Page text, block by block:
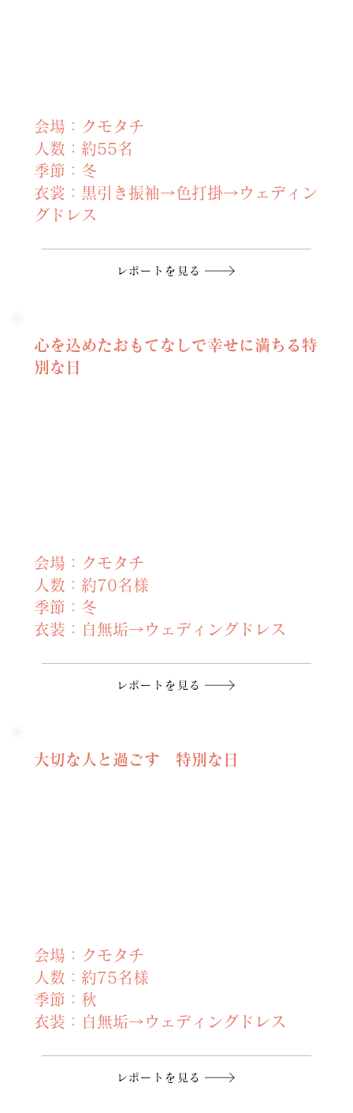
会場：クモタチ
人数：約55名
季節：冬
衣裳：黒引き振袖→色打掛→ウェディン
グドレス
レポートを見る
心を込めたおもてなしで幸せに満ちる特
別な日
会場：クモタチ
人数：約70名様
季節：冬
衣装：白無垢→ウェディングドレス
レポートを見る
大切な人と過ごす 特別な日
会場：クモタチ
人数：約75名様
季節：秋
衣装：白無垢→ウェディングドレス
レポートを見る